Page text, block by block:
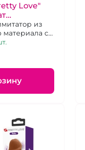
Love"
из
материала с
на